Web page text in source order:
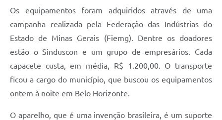
Os equipamentos foram adquiridos através de uma
campanha realizada pela Federação das Indústrias do
Estado de Minas Gerais (Fiemg). Dentre os doadores
estão o Sinduscon e um grupo de empresários. Cada
capacete custa, em média, R$ 1.200,00. O transporte
ficou a cargo do município, que buscou os equipamentos
ontem à noite em Belo Horizonte.
O aparelho, que é uma invenção brasileira, é um suporte